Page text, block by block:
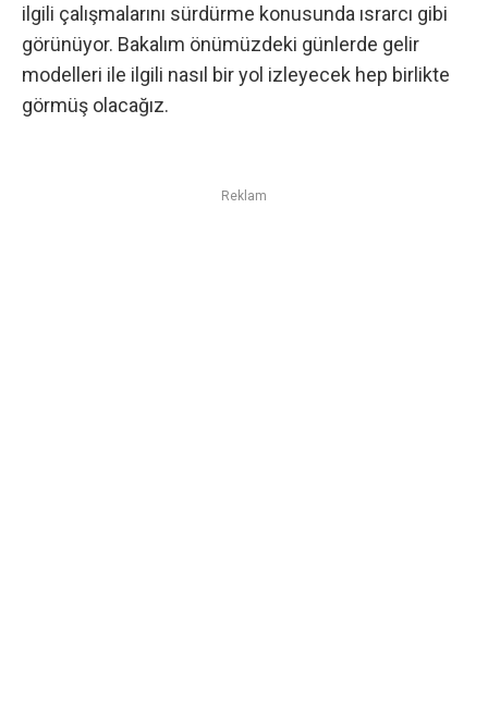
ilgili çalışmalarını sürdürme konusunda ısrarcı gibi
görünüyor. Bakalım önümüzdeki günlerde gelir
modelleri ile ilgili nasıl bir yol izleyecek hep birlikte
görmüş olacağız.
Reklam